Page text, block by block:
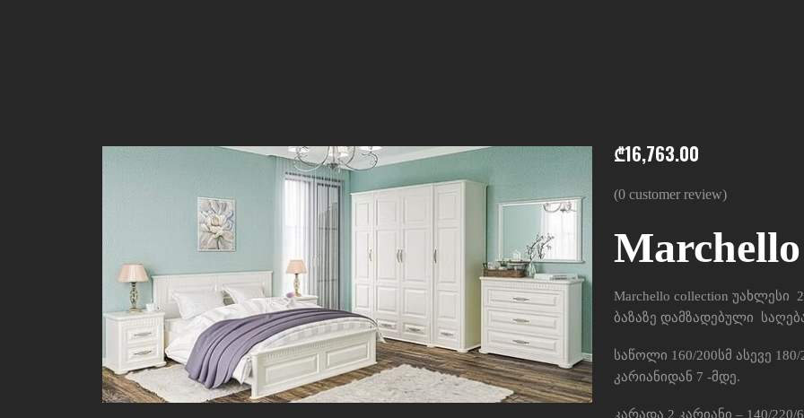
₾16,763.00
(0 customer review)
Marchello
Marchello collection
ბაზაზე დამზადებული
საწოლი 160/200სმ ასევე
კარიანიდან 7 -მდე.
კარადა 2 კარიანი – 140/220/